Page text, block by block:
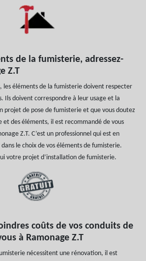
de la fumisterie, adressez-
Z.T
les éléments de la fumisterie doivent respecter
Ils doivent correspondre à leur usage et la
projet de pose de fumisterie et que vous doutez
et des éléments, il est recommandé de vous
Z.T. C’est un professionnel qui est en
le choix de vos éléments de fumisterie.
votre projet d’installation de fumisterie.
coûts de vos conduits de
à Ramonage Z.T
nécessitent une rénovation, il est